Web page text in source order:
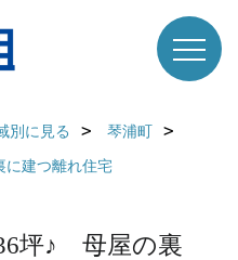
別に見る
琴浦町
建つ離れ住宅
坪♪ 母屋の裏